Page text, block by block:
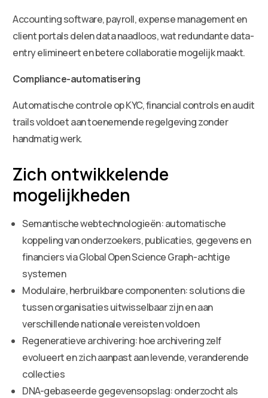
Accounting software, payroll, expense management en
client portals delen data naadloos, wat redundante data-
entry elimineert en betere collaboratie mogelijk maakt.
Compliance-automatisering
Automatische controle op KYC, financial controls en audit
trails voldoet aan toenemende regelgeving zonder
handmatig werk.
Zich ontwikkelende
mogelijkheden
Semantische webtechnologieën: automatische
koppeling van onderzoekers, publicaties, gegevens en
financiers via Global Open Science Graph-achtige
systemen
Modulaire, herbruikbare componenten: solutions die
tussen organisaties uitwisselbaar zijn en aan
verschillende nationale vereisten voldoen
Regeneratieve archivering: hoe archivering zelf
evolueert en zich aanpast aan levende, veranderende
collecties
DNA-gebaseerde gegevensopslag: onderzocht als